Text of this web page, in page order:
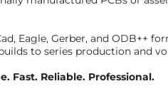
Eagle, Gerber, and ODB++
to series production and
Fast. Reliable. Professional.